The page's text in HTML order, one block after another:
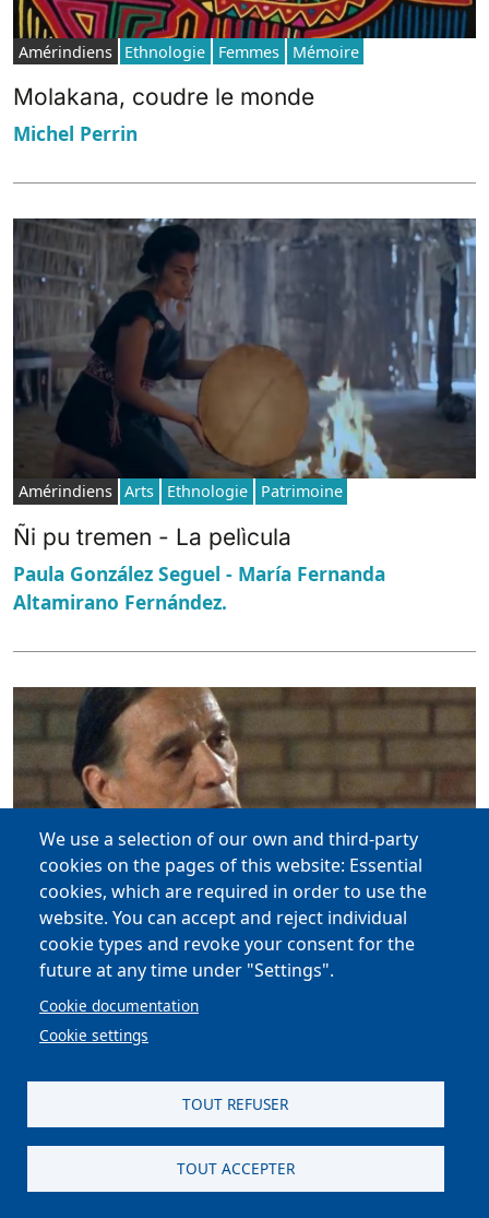
Amérindiens Ethnologie Femmes Mémoire
Molakana, coudre le monde
Michel Perrin
Amérindiens Arts Ethnologie Patrimoine
Ñi pu tremen - La pelìcula
Paula González Seguel - María Fernanda
Altamirano Fernández.
Amérindiens Ethnologie Patrimoine Résistances
L'esprit à l'intérieur
Gil Cardinal - Wil Campbell
We use a selection of our own and third-party
cookies on the pages of this website: Essential
cookies, which are required in order to use the
website. You can accept and reject individual
cookie types and revoke your consent for the
future at any time under "Settings".
Cookie documentation
Cookie settings
TOUT REFUSER
TOUT ACCEPTER